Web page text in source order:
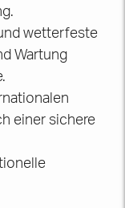
wetterfeste
Wartung
einer sichere